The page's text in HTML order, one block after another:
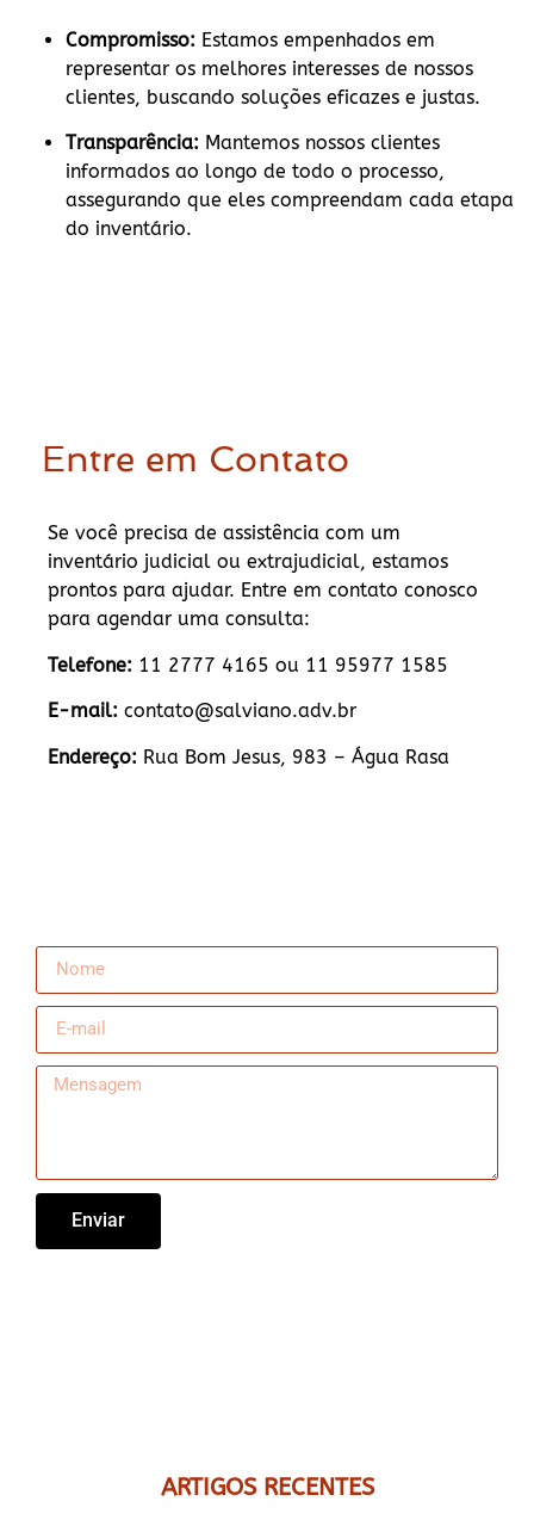
Compromisso: Estamos empenhados em
representar os melhores interesses de nossos
clientes, buscando soluções eficazes e justas.
Transparência: Mantemos nossos clientes
informados ao longo de todo o processo,
assegurando que eles compreendam cada etapa
do inventário.
Entre em Contato
Se você precisa de assistência com um
inventário judicial ou extrajudicial, estamos
prontos para ajudar. Entre em contato conosco
para agendar uma consulta:
Telefone: 11 2777 4165 ou 11 95977 1585
E-mail: contato@salviano.adv.br
Endereço: Rua Bom Jesus, 983 – Água Rasa
Enviar
ARTIGOS RECENTES